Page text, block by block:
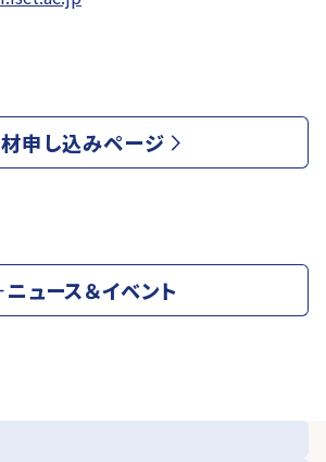
申し込みページ
ニュース＆イベント